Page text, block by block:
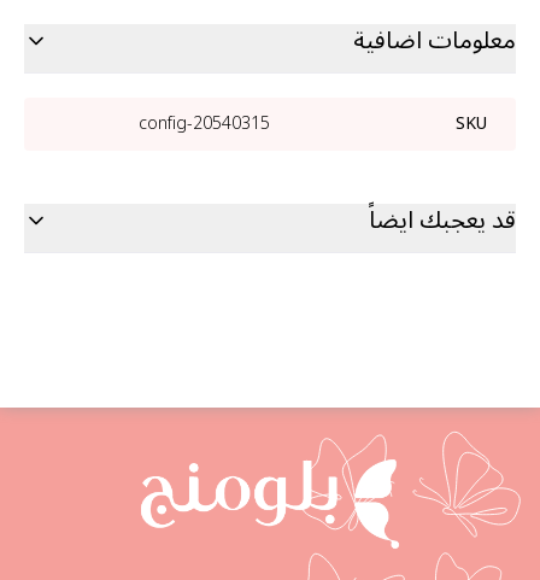
معلومات اضافية
SKU
20540315-config
قد يعجبك ايضاً